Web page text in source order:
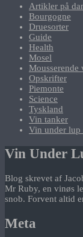
Artikler på
Bourgogne
Druesorter
Guide
Health
Mosel
Mousserende
Opskrifter
Piemonte
Science
Tyskland
Vin tanker
Vin under lup
Vin Under
Blog skrevet af
Mr Ruby, en vinøs
snob. Forvent altid
Meta